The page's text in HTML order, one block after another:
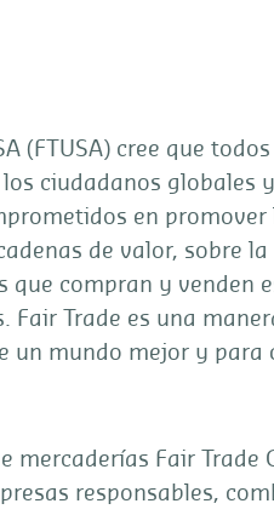
(FTUSA) cree que
ciudadanos globales
en
de valor, sobre
que compran y venden
Fair Trade es una
un mundo mejor y para
mercaderías Fair
responsables,